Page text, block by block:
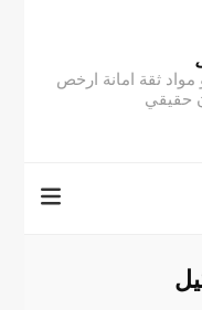
مواد ثقة امانة ارخص
حقيقي